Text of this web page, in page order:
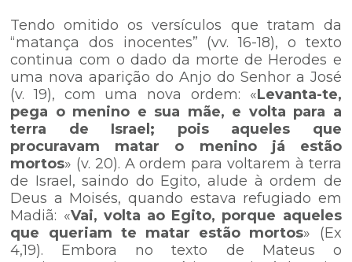
Tendo omitido os versículos que tratam da
“matança dos inocentes” (vv. 16-18), o texto
continua com o dado da morte de Herodes e
uma nova aparição do Anjo do Senhor a José
(v. 19), com uma nova ordem: «Levanta-te,
pega o menino e sua mãe, e volta para a
terra de Israel; pois aqueles que
procuravam matar o menino já estão
mortos» (v. 20). A ordem para voltarem à terra
de Israel, saindo do Egito, alude à ordem de
Deus a Moisés, quando estava refugiado em
Madiã: «Vai, volta ao Egito, porque aqueles
que queriam te matar estão mortos» (Ex
4,19). Embora no texto de Mateus o